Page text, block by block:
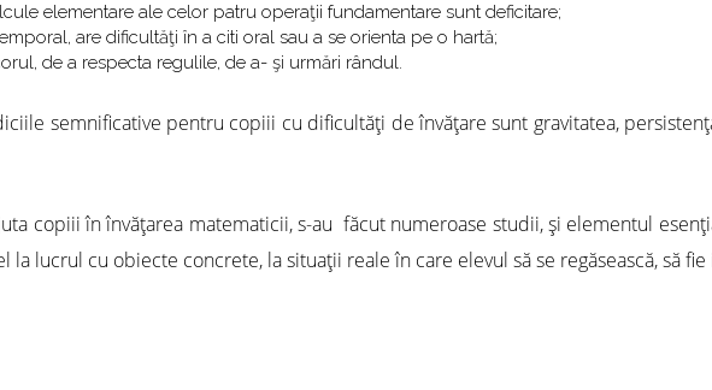
elementare ale celor patru operaţii fundamentare sunt deficitare;
are dificultăţi în a citi oral sau a se orienta pe o hartă;
de a respecta regulile, de a- şi urmări rândul.
semnificative pentru copiii cu dificultăţi de învăţare sunt gravitatea,
copiii în învăţarea matematicii, s-au făcut numeroase studii, şi elementul
la lucrul cu obiecte concrete, la situaţii reale în care elevul să se regăsească, să